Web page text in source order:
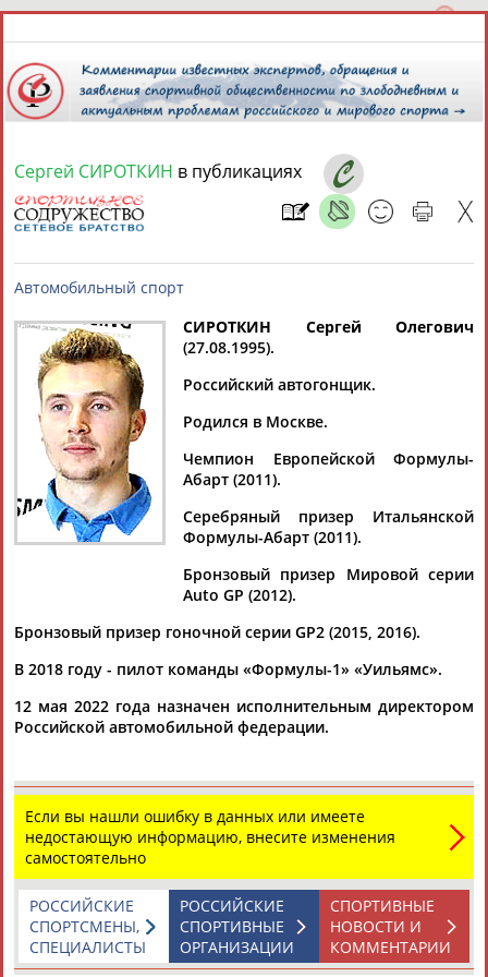
9 августа 2026 года,
СПОРТСМЕНЫ, ТРЕНЕРЫ И СПЕЦИАЛИСТЫ
Найдено: 1персона Расширенный поиск
Сергей
СИРОТКИН
Ваш запрос: "Сергей СИРОТКИН"
Документы 1-10 из 161 найденных уникальных документов
"Хаас" не стал расторгать контракт с гонщиком Мазепиным
из-за резонансного видео
(Проект:Информационное агентство СТАДИОН)
Сергей Сироткин выступит в роли резервного гонщика
команды Формулы 1 Renault в сезоне 2020 года
Пилот программы SMP RacingСергей Сироткинвернется к
роли резервного гонщика команды Формулы 1 Renault DP
World в сезоне 202... ...что требуется команде Renault DP
World. 24-летний Сергей Сироткинприсоединится к
команде перед началом Гран-при...
Сергей СИРОТКИН в публикациях
Автомобильный спорт
СИРОТКИН Сергей Олегович
(27.08.1995).
Российский автогонщик.
Родился в Москве.
Чемпион Европейской Формулы-
Абарт (2011).
Серебряный призер Итальянской
Формулы-Абарт (2011).
Бронзовый призер Мировой серии
Auto GP (2012).
Бронзовый призер гоночной серии GP2 (2015, 2016).
В 2018 году - пилот команды «Формулы-1» «Уильямс».
12 мая 2022 года назначен исполнительным директором
Российской автомобильной федерации.
Если вы нашли ошибку в данных или имеете
недостающую информацию, внесите изменения
самостоятельно
СПОРТИВНЫЕ
НОВОСТИ И
КОММЕНТАРИИ
РОССИЙСКИЕ
СПОРТИВНЫЕ
ОРГАНИЗАЦИИ
РОССИЙСКИЕ
СПОРТСМЕНЫ,
СПЕЦИАЛИСТЫ